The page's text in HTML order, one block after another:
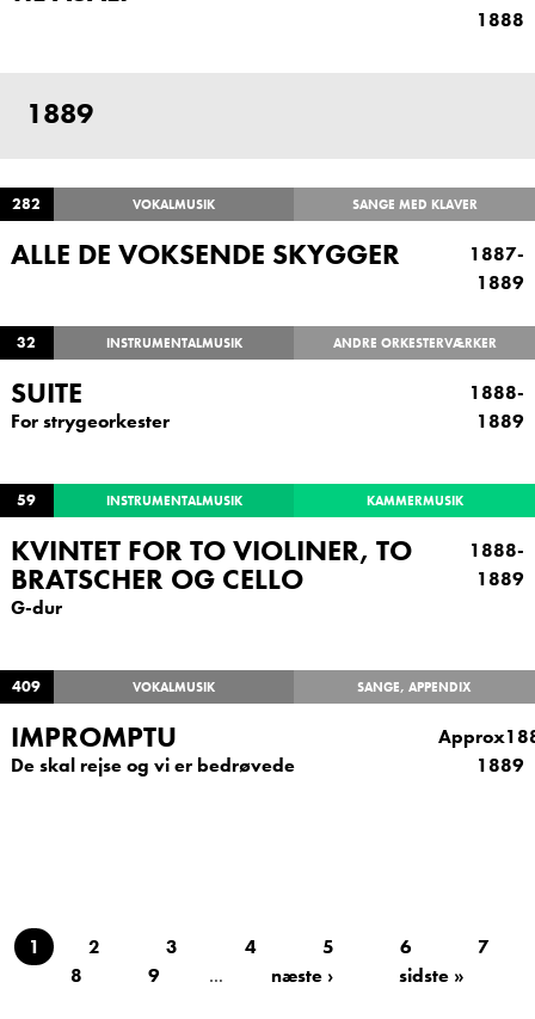
1888
1889
282 VOKALMUSIK SANGE MED KLAVER
ALLE DE VOKSENDE SKYGGER
1887-
1889
32 INSTRUMENTALMUSIK ANDRE ORKESTERVÆRKER
SUITE
For strygeorkester
1888-
1889
59 INSTRUMENTALMUSIK KAMMERMUSIK
KVINTET FOR TO VIOLINER, TO
BRATSCHER OG CELLO
G-dur
1888-
1889
409 VOKALMUSIK SANGE, APPENDIX
IMPROMPTU
De skal rejse og vi er bedrøvede
1889
1 2 3 4 5 6
7
8
9 … næste › sidste »